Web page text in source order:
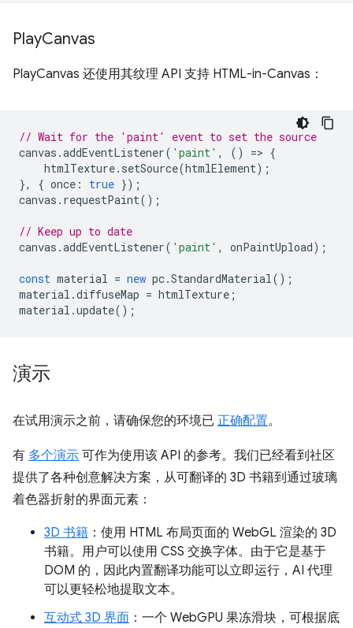
PlayCanvas
PlayCanvas 还使用其纹理 API 支持 HTML-in-Canvas：
// Wait for the 'paint' event to set the source
canvas .addEventListener( 'paint' , () => {
htmlTexture. setSource(htmlElement);
},
{ once : true });
canvas . requestPaint();
// Keep up to date
canvas .addEventListener( 'paint' , onPaintUpload);
const material = new pc.StandardMaterial();
material .diffuseMap = htmlTexture ;
material .update();
演示
在试用演示之前，请确保您的环境已 正确配置。
有 多个演示 可作为使用该 API 的参考。我们已经看到社区
提供了各种创意解决方案，从可翻译的 3D 书籍到通过玻璃
着色器折射的界面元素：
3D 书籍 ：使用 HTML 布局页面的 WebGL 渲染的 3D
书籍。用户可以使用 CSS 交换字体。由于它是基于
DOM 的，因此内置翻译功能可以立即运行，AI 代理
可以更轻松地提取文本。
互动式 3D 界面 ：一个 WebGPU 果冻滑块，可根据底